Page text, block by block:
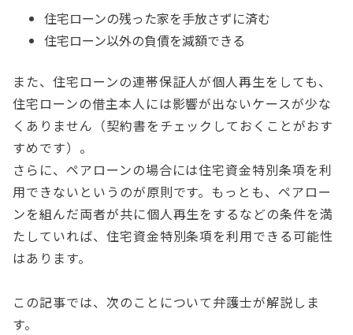
住宅ローンの残った家を手放さずに済む
住宅ローン以外の負債を減額できる
また、住宅ローンの連帯保証人が個人再生をしても、
住宅ローンの借主本人には影響が出ないケースが少な
くありません（契約書をチェックしておくことがおす
すめです）。
さらに、ペアローンの場合には住宅資金特別条項を利
用できないというのが原則です。もっとも、ペアロー
ンを組んだ両者が共に個人再生をするなどの条件を満
たしていれば、住宅資金特別条項を利用できる可能性
はあります。
この記事では、次のことについて弁護士が解説しま
す。